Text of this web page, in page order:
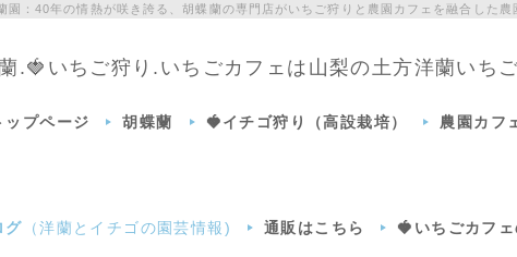
園：40年の情熱が咲き誇る、胡蝶蘭の専門店がいちご狩りと農園カフェを融合した
.🍓いちご狩り.いちごカフェは山梨の土方洋蘭いち
ップページ 胡蝶蘭 🍓イチゴ狩り（高設栽培） 農園カフ
グ （洋蘭とイチゴの園芸情報) 通販はこちら 🍓いちごカフ